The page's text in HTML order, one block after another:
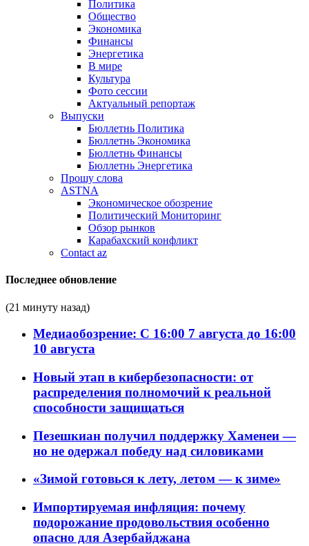
Политика
Общество
Экономика
Финансы
Энергетика
В мире
Культура
Фото сессии
Актуальный репортаж
Выпуски
Бюллетнь Политика
Бюллетнь Экономика
Бюллетнь Финансы
Бюллетнь Энергетика
Прошу слова
ASTNA
Экономическое обозрение
Политический Мониторинг
Обзор рынков
Карабахский конфликт
Contact az
Последнее обновление
(21 минуту назад)
Медиаобозрение: С 16:00 7 августа до 16:00
10 августа
Новый этап в кибербезопасности: от
распределения полномочий к реальной
способности защищаться
Пезешкиан получил поддержку Хаменеи —
но не одержал победу над силовиками
«Зимой готовься к лету, летом — к зиме»
Импортируемая инфляция: почему
подорожание продовольствия особенно
опасно для Азербайджана